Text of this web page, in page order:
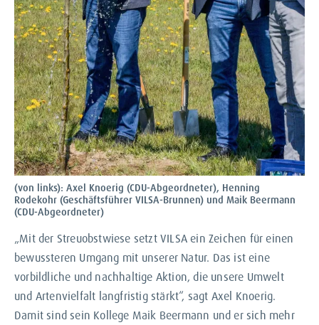
(von links): Axel Knoerig (CDU-Abgeordneter), Henning
Rodekohr (Geschäftsführer VILSA-Brunnen) und Maik Beermann
(CDU-Abgeordneter)
„Mit der Streuobstwiese setzt VILSA ein Zeichen für einen
bewussteren Umgang mit unserer Natur. Das ist eine
vorbildliche und nachhaltige Aktion, die unsere Umwelt
und Artenvielfalt langfristig stärkt“, sagt Axel Knoerig.
Damit sind sein Kollege Maik Beermann under sich mehr